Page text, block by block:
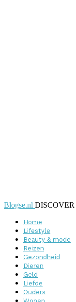
Blogse.nl
Home
Lifestyle
Beauty & mode
Reizen
Gezondheid
Dieren
Geld
Liefde
Ouders